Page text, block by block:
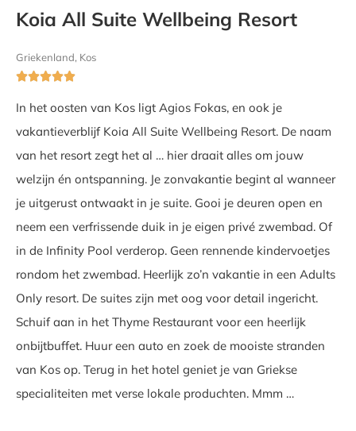
Koia All Suite Wellbeing Resort
Griekenland, Kos

In het oosten van Kos ligt Agios Fokas, en ook je
vakantieverblijf Koia All Suite Wellbeing Resort. De naam
van het resort zegt het al … hier draait alles om jouw
welzijn én ontspanning. Je zonvakantie begint al wanneer
je uitgerust ontwaakt in je suite. Gooi je deuren open en
neem een verfrissende duik in je eigen privé zwembad. Of
in de Infinity Pool verderop. Geen rennende kindervoetjes
rondom het zwembad. Heerlijk zo’n vakantie in een Adults
Only resort. De suites zijn met oog voor detail ingericht.
Schuif aan in het Thyme Restaurant voor een heerlijk
onbijtbuffet. Huur een auto en zoek de mooiste stranden
van Kos op. Terug in het hotel geniet je van Griekse
specialiteiten met verse lokale produchten. Mmm …